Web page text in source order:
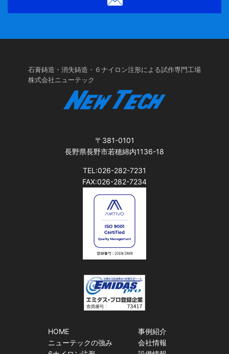
石膏鋳造・消失鋳造・６ナイロン注形による試作専門工場
株式会社ニューテック
〒381-0101
長野県長野市若穂綿内1136-18
TEL:026-282-7231
FAX:026-282-7234
HOME
ニューテックの強み
事例紹介
会社情報